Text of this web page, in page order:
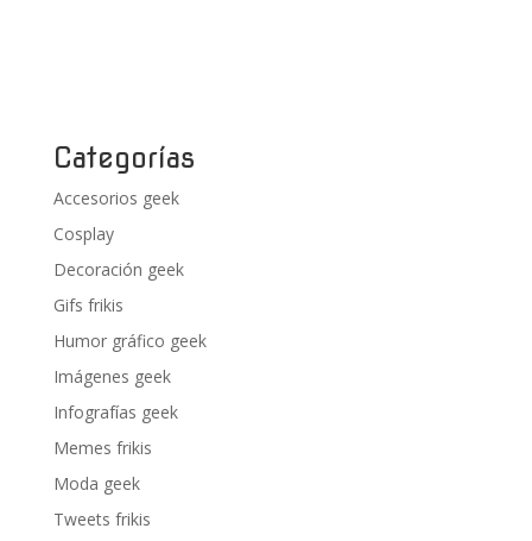
Categorías
Accesorios geek
Cosplay
Decoración geek
Gifs frikis
Humor gráfico geek
Imágenes geek
Infografías geek
Memes frikis
Moda geek
Tweets frikis